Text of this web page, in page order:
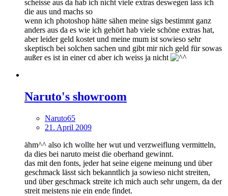
scheisse aus da hab ich nicht viele extras deswegen lass ich
die aus und machs so
wenn ich photoshop hätte sähen meine sigs bestimmt ganz
anders aus da es wie ich gehört hab viele schöne extras hat,
aber leider geld kostet und meine mum ist sowieso sehr
skeptisch bei solchen sachen und gibt mir nich geld für sowas
außer es ist in einer cd aber ich weiss ja nicht
Naruto's showroom
Naruto65
21. April 2009
ähm^^ also ich wollte her wut und verzweiflung vermitteln,
da dies bei naruto meist die oberhand gewinnt.
das mit den fonts, jeder hat seine eigene meinung und über
geschmack lässt sich bekanntlich ja sowieso nicht streiten,
und über geschmack streite ich mich auch sehr ungern, da der
streit meistens nie ein ende findet.